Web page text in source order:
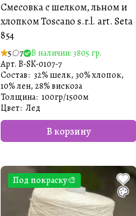
Смесовка с шелком, льном и
хлопком Toscano s.r.l. art. Seta
854
5 7
В наличии: 3805 гр.
Арт. B-SK-0107-7
В корзину
Состав: 32% шелк, 30% хлопок,
10% лен, 28% вискоза
Толщина: 100гр/1500м
Цвет: Лед
Под покраску🎨